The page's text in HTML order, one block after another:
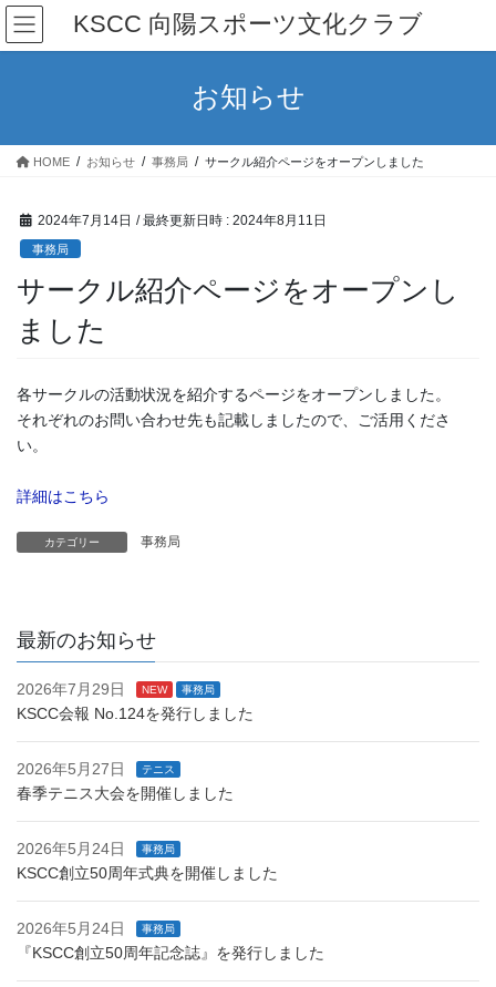
コ
ン
テ
ス
ナ
ビ
ゲ
ン
KSCC 向陽スポーツ文化クラブ
お知らせ
HOME お知らせ 事務局 サークル紹介ページをオープンしました
2024年7月14日 / 最終更新日時 : 2024年8月11日
事務局
サークル紹介ページをオープンし
ました
各サークルの活動状況を紹介するページをオープンしました。
それぞれのお問い合わせ先も記載しましたので、ご活用くださ
い。
詳細はこちら
カテゴリー 事務局
最新のお知らせ
2026年7月29日 NEW 事務局
KSCC会報 No.124を発行しました
2026年5月27日 テニス
春季テニス大会を開催しました
2026年5月24日 事務局
KSCC創立50周年式典を開催しました
2026年5月24日 事務局
『KSCC創立50周年記念誌』を発行しました